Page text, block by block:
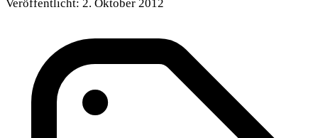
Veröffentlicht: 2. Oktober 2012